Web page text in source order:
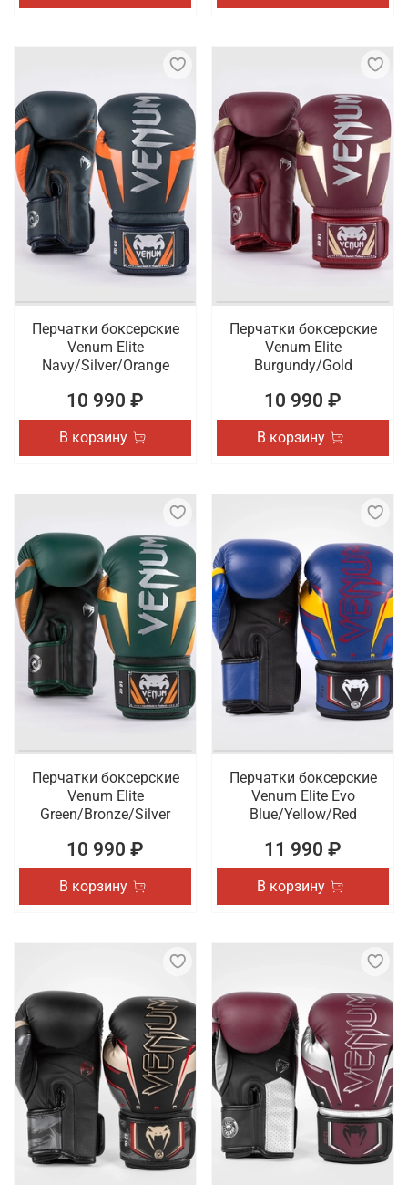
Перчатки боксерские
Venum Elite
Navy/Silver/Orange
10 990 ₽
В корзину
Перчатки боксерские
Venum Elite
Burgundy/Gold
10 990 ₽
В корзину
Перчатки боксерские
Venum Elite
Green/Bronze/Silver
10 990 ₽
В корзину
Перчатки боксерские
Venum Elite Evo
Blue/Yellow/Red
11 990 ₽
В корзину